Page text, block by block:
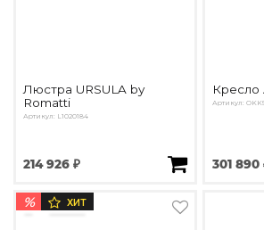
Люстра URSULA by
Romatti
Артикул: L1020184
214 926 ₽
Кресло
Артикул:
301 890
% ХИТ